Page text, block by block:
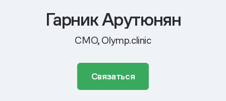
Гарник Арутюнян
CMO, Olymp.clinic
Связаться